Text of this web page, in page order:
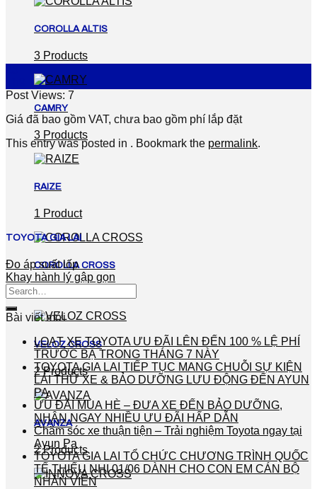
COROLLA ALTIS
3 Products
CAMRY
3 Products
RAIZE
1 Product
COROLLA CROSS
2 Products
VELOZ CROSS
2 Products
AVANZA
2 Products
Post Views: 7
Giá đã bao gồm VAT, chưa bao gồm phí lắp đặt
This entry was posted in . Bookmark the permalink.
TOYOTA GIA LAI
Đo áp suất lốp
Khay hành lý gập gọn
Bài viết mới
LOẠT XE TOYOTA ƯU ĐÃI LÊN ĐẾN 100 % LỆ PHÍ
TRƯỚC BẠ TRONG THÁNG 7 NÀY
TOYOTA GIA LAI TIẾP TỤC MANG CHUỖI SỰ KIỆN
LÁI THỬ XE & BẢO DƯỠNG LƯU ĐỘNG ĐẾN AYUN
PA
ƯU ĐÃI MÙA HÈ – ĐƯA XE ĐẾN BẢO DƯỠNG,
NHẬN NGAY NHIỀU ƯU ĐÃI HẤP DẪN
Chăm sóc xe thuận tiện – Trải nghiệm Toyota ngay tại
Ayun Pa
TOYOTA GIA LAI TỔ CHỨC CHƯƠNG TRÌNH QUỐC
TẾ THIẾU NHI 01/06 DÀNH CHO CON EM CÁN BỘ
NHÂN VIÊN